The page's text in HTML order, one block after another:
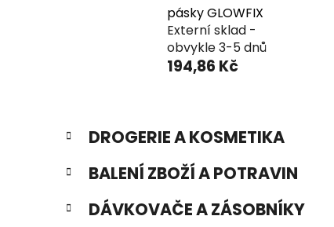
pásky GLOWFIX
Externí sklad -
obvykle 3-5 dnů
194,86 Kč
P
s
r
Přeskočit
K
a
e
o
DROGERIE A KOSMETIKA
BALENÍ ZBOŽÍ A POTRAVIN
DÁVKOVAČE A ZÁSOBNÍKY